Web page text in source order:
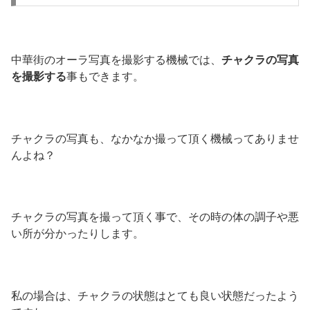
中華街のオーラ写真を撮影する機械では、 チャクラの写真
を撮影する事もできます。
チャクラの写真も、なかなか撮って頂く機械ってありませ
んよね？
チャクラの写真を撮って頂く事で、その時の体の調子や悪
い所が分かったりします。
私の場合は、チャクラの状態はとても良い状態だったよう